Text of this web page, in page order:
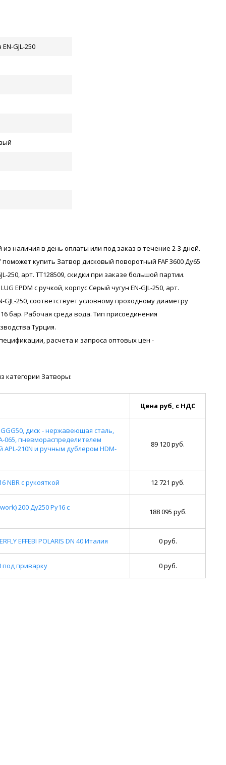
GJL-250
наличия в день оплаты или под заказ в течение 2-3 дней.
купить Затвор дисковый поворотный FAF 3600 Ду65
250, арт. ТТ128509, скидки при заказе большой партии.
EPDM с ручкой, корпус Серый чугун EN-GJL-250, арт.
250, соответствует условному проходному диаметру
бар. Рабочая среда вода. Тип присоединения
Турция.
расчета и запроса оптовых цен -
категории Затворы:
Цена руб, с НДС
диск - нержавеющая сталь,
065, пневмораспределителем
210N и ручным дублером HDM-
89 120 руб.
NBR с рукояткой 12 721 руб.
200 Ду250 Ру16 с
188 095 руб.
EFFEBI POLARIS DN 40 Италия 0 руб.
под приварку 0 руб.